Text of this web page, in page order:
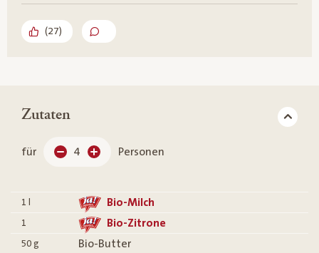
(27)
Zutaten
für 4 Personen
1 Bio-Milch
1 Bio-Zitrone
50 g Bio-Butter